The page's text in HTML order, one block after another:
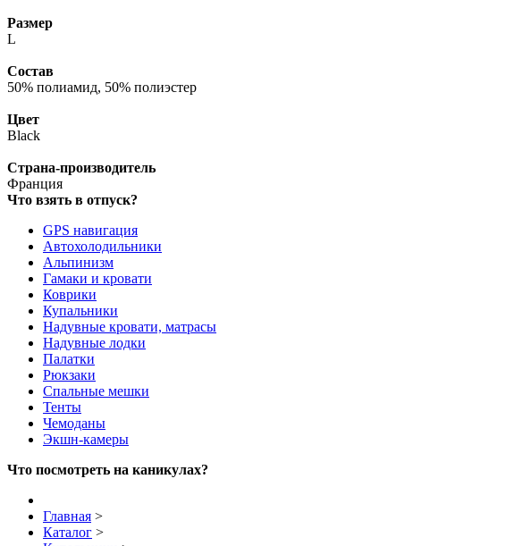
Размер
L
Состав
50% полиамид, 50% полиэстер
Цвет
Black
Страна-производитель
Франция
Что взять в отпуск?
GPS навигация
Автохолодильники
Альпинизм
Гамаки и кровати
Коврики
Купальники
Надувные кровати, матрасы
Надувные лодки
Палатки
Рюкзаки
Спальные мешки
Тенты
Чемоданы
Экшн-камеры
Что посмотреть на каникулах?
Главная >
Каталог >